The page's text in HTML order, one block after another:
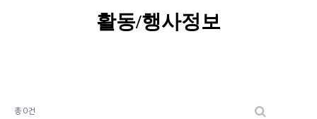
활동/행사정보
총 0건